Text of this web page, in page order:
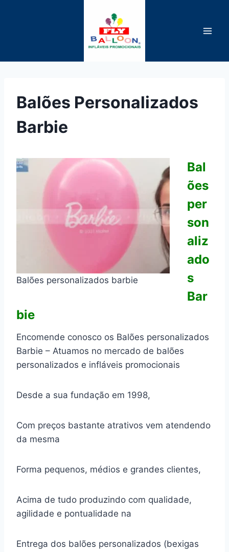
Balões Personalizados
Barbie
Balões personalizados barbie
Bal
ões
per
son
aliz
ado
s
Bar
bie
Encomende conosco os Balões personalizados
Barbie – Atuamos no mercado de balões
personalizados e infláveis promocionais
Desde a sua fundação em 1998,
Com preços bastante atrativos vem atendendo
da mesma
Forma pequenos, médios e grandes clientes,
Acima de tudo produzindo com qualidade,
agilidade e pontualidade na
Entrega dos balões personalizados (bexigas